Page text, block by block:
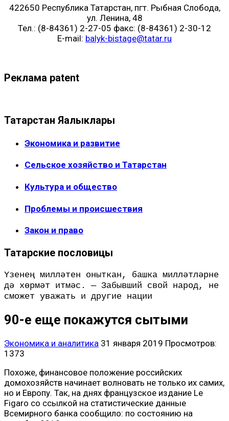
422650 Республика Татарстан, пгт. Рыбная Слобода,
ул. Ленина, 48
Тел.: (8-84361) 2-27-05 факс: (8-84361) 2-30-12
E-mail: balyk-bistage@tatar.ru
Реклама patent
Татарстан Яңалыклары
Экономика и развитие
Сельское хозяйство и Татарстан
Культура и общество
Проблемы и происшествия
Закон и право
Татарские пословицы
Үзенең милләтен оныткан, башка милләтләрне
дә хөрмәт итмәс. — Забывший свой народ, не
сможет уважать и другие нации
90-е еще покажутся сытыми
Экономика и аналитика 31 января 2019 Просмотров:
1373
Похоже, финансовое положение российских
домохозяйств начинает волновать не только их самих,
но и Европу. Так, на днях французское издание Le
Figaro со ссылкой на статистические данные
Всемирного банка сообщило: по состоянию на